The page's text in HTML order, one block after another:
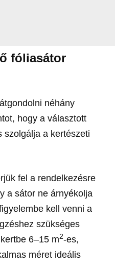
fóliasátor
néhány
hogy a választott
szolgálja a kertészeti
fel a rendelkezésre
a sátor ne árnyékolja
kell venni a
szükséges
6–15 m2-es,
méret ideális